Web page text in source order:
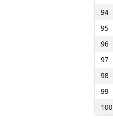
94
95
96
97
98
99
100
71
72
73
74
75
76
77